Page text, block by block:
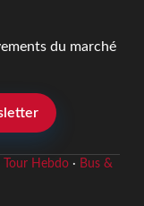
du marché
Tour Hebdo· Bus &